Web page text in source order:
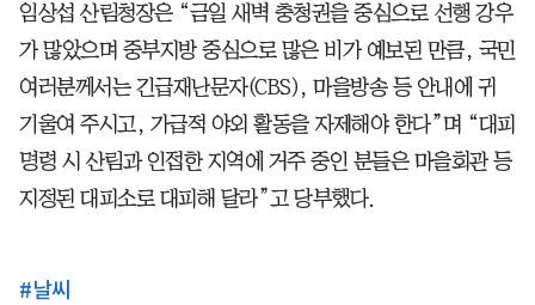
임상섭 산림청장은 “금일 새벽 충청권을 중심으로 선행 강우
가 많았으며 중부지방 중심으로 많은 비가 예보된 만큼, 국민
여러분께서는 긴급재난문자(CBS), 마을방송 등 안내에 귀
기울여 주시고, 가급적 야외 활동을 자제해야 한다”며 “대피
명령 시 산림과 인접한 지역에 거주 중인 분들은 마을회관 등
지정된 대피소로 대피해 달라”고 당부했다.
#날씨